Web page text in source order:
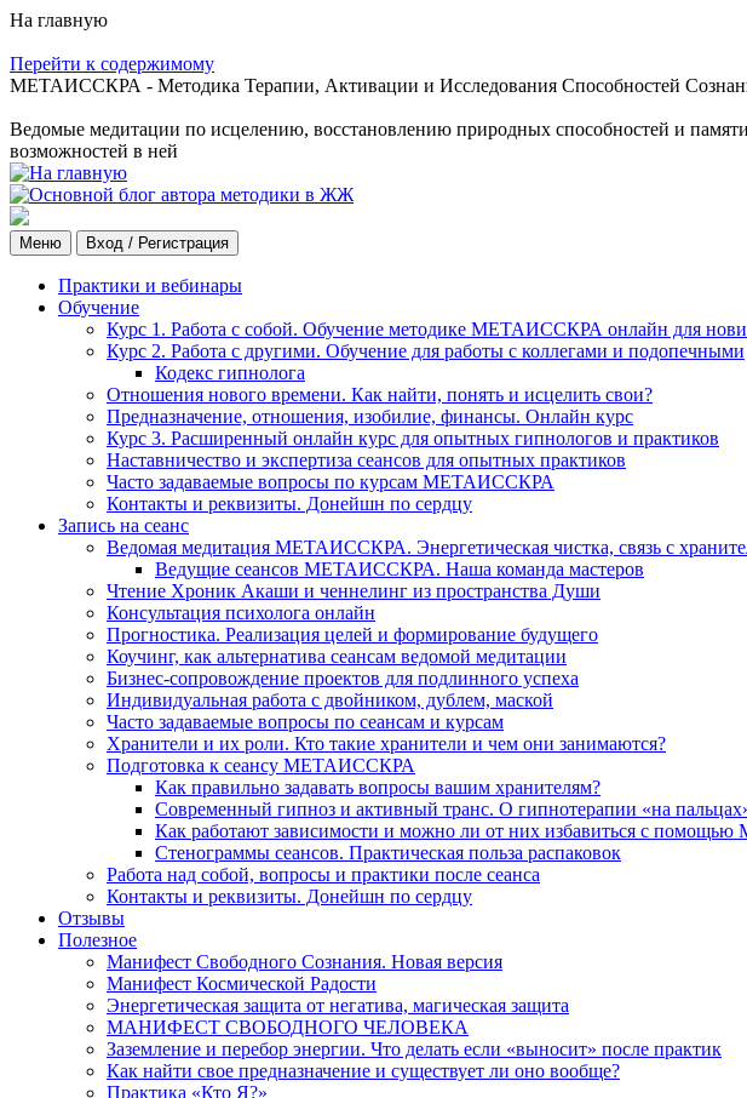
На главную
Перейти к содержимому
МЕТАИССКРА - Методика Терапии, Активации и Исследования Способностей
Ведомые медитации по исцелению, восстановлению природных способностей и
возможностей в ней
Меню Вход / Регистрация
Практики и вебинары
Обучение
Курс 1. Работа с собой. Обучение методике МЕТАИССКРА онлайн для
Курс 2. Работа с другими. Обучение для работы с коллегами и подопечными
Кодекс гипнолога
Отношения нового времени. Как найти, понять и исцелить свои?
Предназначение, отношения, изобилие, финансы. Онлайн курс
Курс 3. Расширенный онлайн курс для опытных гипнологов и практиков
Наставничество и экспертиза сеансов для опытных практиков
Часто задаваемые вопросы по курсам МЕТАИССКРА
Контакты и реквизиты. Донейшн по сердцу
Запись на сеанс
Ведомая медитация МЕТАИССКРА. Энергетическая чистка, связь с
Ведущие сеансов МЕТАИССКРА. Наша команда мастеров
Чтение Хроник Акаши и ченнелинг из пространства Души
Консультация психолога онлайн
Прогностика. Реализация целей и формирование будущего
Коучинг, как альтернатива сеансам ведомой медитации
Бизнес-сопровождение проектов для подлинного успеха
Индивидуальная работа с двойником, дублем, маской
Часто задаваемые вопросы по сеансам и курсам
Хранители и их роли. Кто такие хранители и чем они занимаются?
Подготовка к сеансу МЕТАИССКРА
Как правильно задавать вопросы вашим хранителям?
Современный гипноз и активный транс. О гипнотерапии «на
Как работают зависимости и можно ли от них избавиться с
Стенограммы сеансов. Практическая польза распаковок
Работа над собой, вопросы и практики после сеанса
Контакты и реквизиты. Донейшн по сердцу
Отзывы
Полезное
Манифест Свободного Сознания. Новая версия
Манифест Космической Радости
Энергетическая защита от негатива, магическая защита
МАНИФЕСТ СВОБОДНОГО ЧЕЛОВЕКА
Заземление и перебор энергии. Что делать если «выносит» после практик
Как найти свое предназначение и существует ли оно вообще?
Практика «Кто Я?»